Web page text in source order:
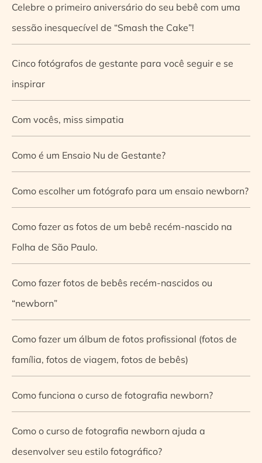
Celebre o primeiro aniversário do seu bebê com uma
sessão inesquecível de “Smash the Cake”!
Cinco fotógrafos de gestante para você seguir e se
inspirar
Com vocês, miss simpatia
Como é um Ensaio Nu de Gestante?
Como escolher um fotógrafo para um ensaio newborn?
Como fazer as fotos de um bebê recém-nascido na
Folha de São Paulo.
Como fazer fotos de bebês recém-nascidos ou
“newborn”
Como fazer um álbum de fotos profissional (fotos de
família, fotos de viagem, fotos de bebês)
Como funciona o curso de fotografia newborn?
Como o curso de fotografia newborn ajuda a
desenvolver seu estilo fotográfico?